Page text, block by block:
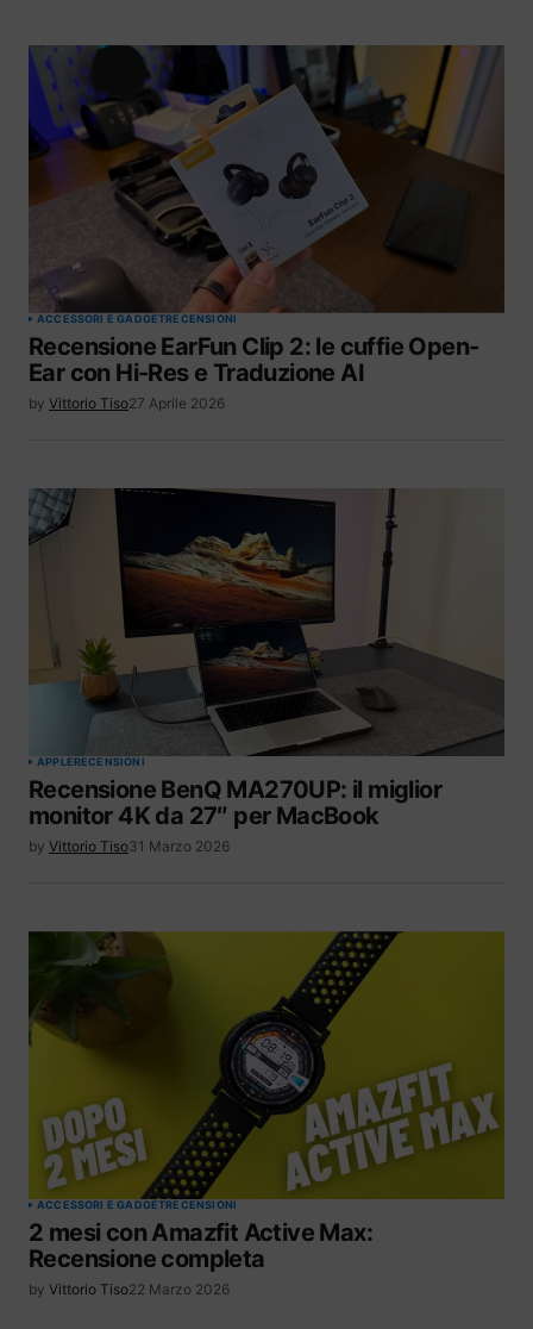
ACCESSORI E GADGETRECENSIONI
Recensione EarFun Clip 2: le cuffie Open-
Ear con Hi-Res e Traduzione AI
by Vittorio Tiso27 Aprile 2026
APPLERECENSIONI
Recensione BenQ MA270UP: il miglior
monitor 4K da 27″ per MacBook
by Vittorio Tiso31 Marzo 2026
ACCESSORI E GADGETRECENSIONI
2 mesi con Amazfit Active Max:
Recensione completa
by Vittorio Tiso22 Marzo 2026